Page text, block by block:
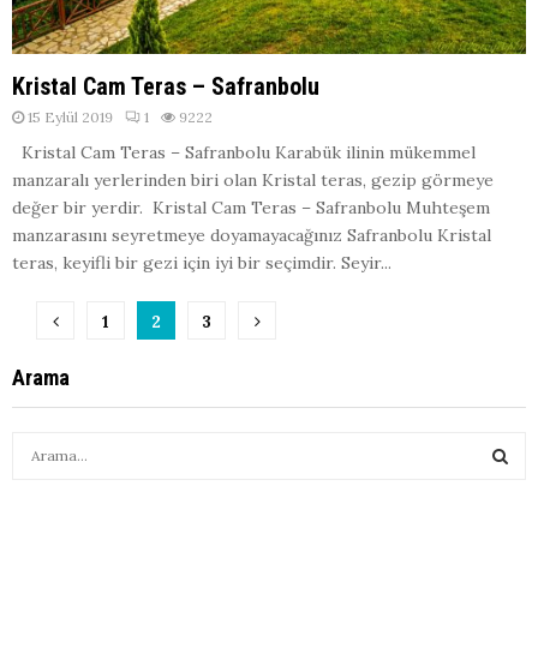
Kristal Cam Teras – Safranbolu
15 Eylül 2019 1 9222
Kristal Cam Teras – Safranbolu Karabük ilinin mükemmel
manzaralı yerlerinden biri olan Kristal teras, gezip görmeye
değer bir yerdir. Kristal Cam Teras – Safranbolu Muhteşem
manzarasını seyretmeye doyamayacağınız Safranbolu Kristal
teras, keyifli bir gezi için iyi bir seçimdir. Seyir...
Yazı
sayfalandırması
1 2 3
Arama